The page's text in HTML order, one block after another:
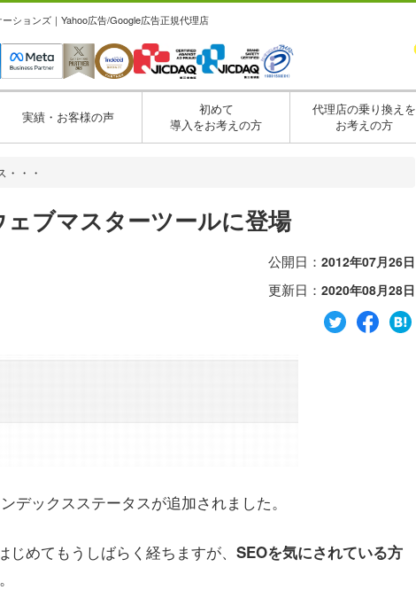
ションズ｜Yahoo広告/Google広告正規代理店
実績・お客様の声
初めて
導入をお考えの方
代理店の乗り換えを
お考えの方
・・・
ブマスターツールに登場
公開日： 2012年07月26日
更新日： 2020年08月28日
デックスステータスが追加されました。
めてもうしばらく経ちますが、 SEOを気にされている方